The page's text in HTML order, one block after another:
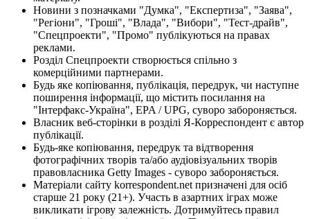
Новини з позначками "Думка", "Експертиза", "Заява",
"Регіони", "Гроші", "Влада", "Вибори", "Тест-драйв",
"Спецпроекти", "Промо" публікуються на правах
реклами.
Розділ Спецпроекти створюється спільно з
комерційними партнерами.
Будь яке копіювання, публікація, передрук, чи наступне
поширення інформації, що містить посилання на
"Інтерфакс-Україна", EPA / UPG, суворо забороняється.
Власник веб-сторінки в розділі Я-Корреспондент є автор
публікації.
Будь-яке копіювання, передрук та відтворення
фотографічних творів та/або аудіовізуальних творів
правовласника Getty Images - суворо забороняється.
Матеріали сайту korrespondent.net призначені для осіб
старше 21 року (21+). Участь в азартних іграх може
викликати ігрову залежність. Дотримуйтесь правил